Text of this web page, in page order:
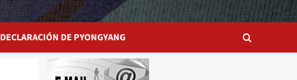
DECLARACIÓN DE PYONGYANG